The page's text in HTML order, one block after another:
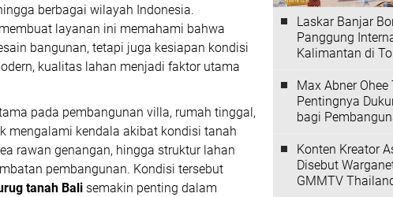
berbagai wilayah Indonesia.
layanan ini memahami bahwa
bangunan, tetapi juga kesiapan kondisi
kualitas lahan menjadi faktor utama
pada pembangunan villa, rumah tinggal,
mengalami kendala akibat kondisi tanah
rawan genangan, hingga struktur lahan
pembangunan. Kondisi tersebut
tanah Bali semakin penting dalam
Laskar Banjar
Panggung
Kalimantan di
Max Abner Ohee
Pentingnya
bagi
Konten Kreator
Disebut
GMMTV